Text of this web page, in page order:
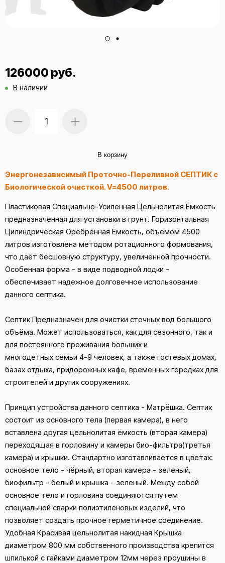
126000 руб.
В наличии
В корзину
Энергонезависимый Проточно-Переливной СЕПТИК с
Биологической очисткой. V=4500 литров.
Пластиковая Специально-Усиленная Цельнолитая Ёмкость
предназначенная для установки в грунт. Горизонтальная
Цилиндрическая Оребрённая Ёмкость, объёмом 4500
литров изготовлена методом ротационного формования,
что даёт бесшовную структуру, увеличенной прочности.
Особенная форма - в виде подводной лодки -
обеспечивает надежное долговечное использование
данного септика.
Септик Предназначен для очистки сточных вод большого
объёма. Может использоваться, как для сезонного, так и
для постоянного проживания больших и
многодетных семьи 4-9 человек, а также гостевых домах,
базах отдыха, придорожных кафе, временных городках для
строителей и других сооружениях.
Принцип устройства данного септика - Матрёшка. Септик
состоит из основного тела (первая камера), в него
вставлена другая цельнолитая ёмкость (вторая камера)
переходящая в горловину и камеры био-фильтра(третья
камера) и крышки. Стандартно изготавливается в цветах:
основное тело - чёрный, вторая камера - зеленый,
биофильтр - белый и крышка - зеленый. Между собой
основное тело и горловина соединяются путем
специальной сварки полиэтиленовых изделий, что
позволяет создать прочное герметичное соединение.
Удобная Красивая цельнолитая накидная Крышка
диаметром 800 мм собственного производства крепится
шпилькой с гайками диаметром 12мм через проушины в